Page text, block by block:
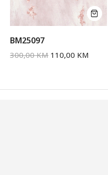
BM25097
300,00KM 110,00 KM